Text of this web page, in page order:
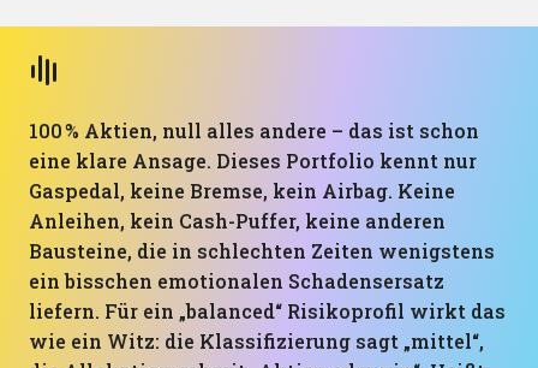
100 % Aktien, null alles andere – das ist schon
eine klare Ansage. Dieses Portfolio kennt nur
Gaspedal, keine Bremse, kein Airbag. Keine
Anleihen, kein Cash-Puffer, keine anderen
Bausteine, die in schlechten Zeiten wenigstens
ein bisschen emotionalen Schadensersatz
liefern. Für ein „balanced“ Risikoprofil wirkt das
wie ein Witz: die Klassifizierung sagt „mittel“,